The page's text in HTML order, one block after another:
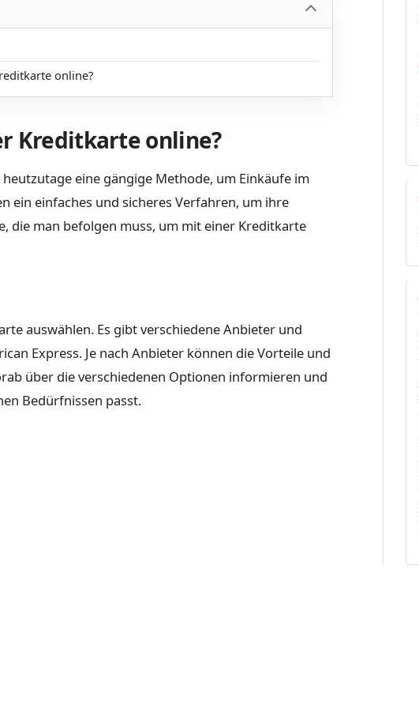
online?
Kreditkarte online?
eine gängige Methode, um Einkäufe im
ein einfaches und sicheres Verfahren, um ihre
die man befolgen muss, um mit einer Kreditkarte
auswählen. Es gibt verschiedene Anbieter und
Express. Je nach Anbieter können die Vorteile und
über die verschiedenen Optionen informieren und
Bedürfnissen passt.